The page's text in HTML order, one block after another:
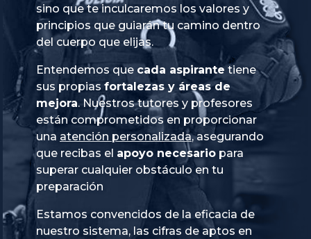
sino que te inculcaremos los valores y
principios que guiarán tu camino dentro
del cuerpo que elijas.
Entendemos que cada aspirante tiene
sus propias fortalezas y áreas de
mejora. Nuestros tutores y profesores
están comprometidos en proporcionar
una atención personalizada, asegurando
que recibas el apoyo necesario para
superar cualquier obstáculo en tu
preparación
Estamos convencidos de la eficacia de
nuestro sistema, las cifras de aptos en